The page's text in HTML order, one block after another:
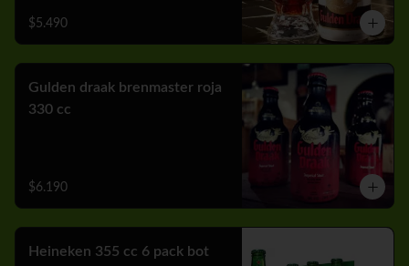
$5.490
Gulden draak brenmaster roja
330 cc
$6.190
Heineken 355 cc 6 pack bot